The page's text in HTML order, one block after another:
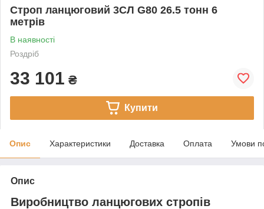
Строп ланцюговий 3СЛ G80 26.5 тонн 6
метрів
В наявності
Роздріб
33 101 ₴
Купити
Опис Характеристики Доставка Оплата Умови
Опис
Виробництво ланцюгових стропів